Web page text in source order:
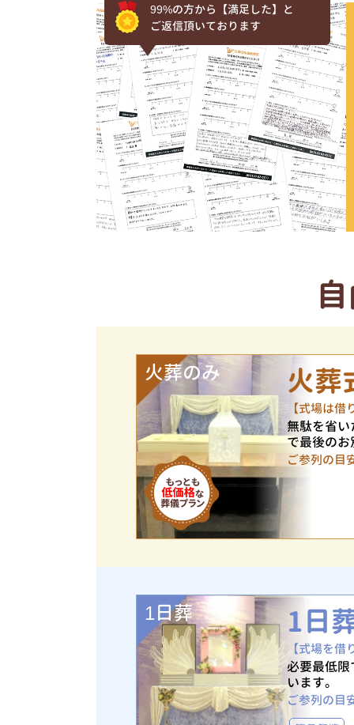
99%の方から【満足した】と
ご返信頂いております
火葬のみ 火葬
【式場は
無駄を省
で最後の
ご参列の目
1日葬 1日
【式場を
必要最低
います。
ご参列の目